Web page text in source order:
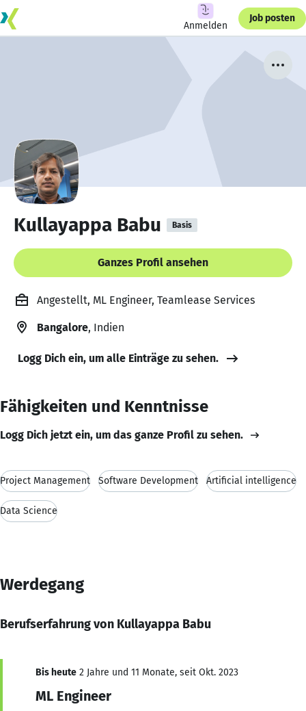
Anmelden
Job posten
Kullayappa Babu Basis
Ganzes Profil ansehen
Angestellt, ML Engineer, Teamlease Services
Bangalore, Indien
Logg Dich ein, um alle Einträge zu sehen.
Fähigkeiten und Kenntnisse
Logg Dich jetzt ein, um das ganze Profil zu sehen.
Project Management Software Development Artificial intelligence
Data Science
Werdegang
Berufserfahrung von Kullayappa Babu
Bis heute 2 Jahre und 11 Monate, seit Okt. 2023
ML Engineer